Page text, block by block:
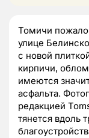
Томичи
улице
с новой
кирпичи,
имеются
асфальта.
редакцией
тянется вдоль